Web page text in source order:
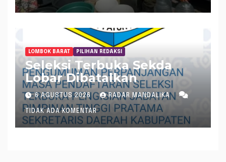
LOMBOK BARAT PILIHAN REDAKSI
Seleksi Terbuka Sekda
Lobar Dibatalkan
6 AGUSTUS 2026 RADAR MANDALIKA
TIDAK ADA KOMENTAR